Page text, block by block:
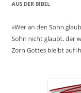
AUS DER BIBEL
»Wer an den Sohn
Sohn nicht glaubt, der
Zorn Gottes bleibt auf